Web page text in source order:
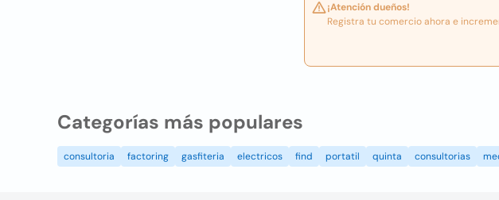
¡Atención dueños!
Registra tu comercio ahora e
Categorías más populares
consultoria factoring gasfiteria electricos find portatil quinta consultorias